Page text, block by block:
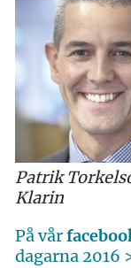
Patrik
Klarin
På vår
dagarna 2016